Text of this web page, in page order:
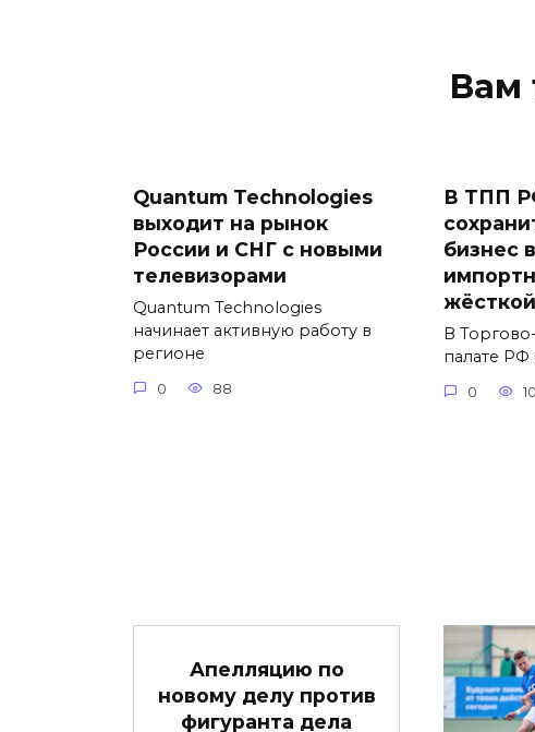
Вам
Quantum Technologies
выходит на рынок
России и СНГ с новыми
телевизорами
Quantum Technologies
начинает активную работу в
регионе
0 88
В ТПП
бизнес
В
палате РФ
0
Апелляцию по
новому делу против
фигуранта дела